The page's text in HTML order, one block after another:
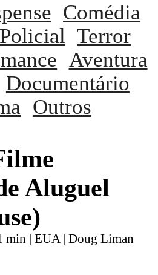
Comédia
Policial Terror
Aventura
Documentário
Outros
Aluguel
min | EUA | Doug Liman